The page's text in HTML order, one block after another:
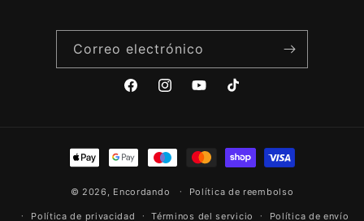
Correo electrónico
FacebookInstagramYouTubeTikTok
Formas
de
pago
© 2026, Encordando Política de reembolso
Política de privacidad Términos del servicio Política de envío